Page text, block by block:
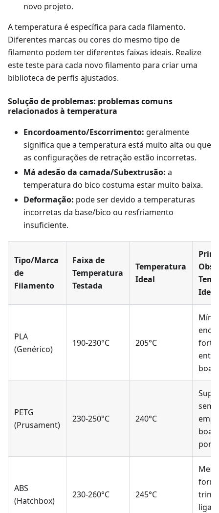
novo projeto.
A temperatura é específica para cada filamento.
Diferentes marcas ou cores do mesmo tipo de
filamento podem ter diferentes faixas ideais. Realize
este teste para cada novo filamento para criar uma
biblioteca de perfis ajustados.
Solução de problemas: problemas comuns
relacionados à temperatura
Encordoamento/Escorrimento: geralmente
significa que a temperatura está muito alta ou que
as configurações de retração estão incorretas.
Má adesão da camada/Subextrusão: a
temperatura do bico costuma estar muito baixa.
Deformação: pode ser devido a temperaturas
incorretas da base/bico ou resfriamento
insuficiente.
Tipo/Marca
de
Filamento
Faixa de
Temperatura
Testada
Temperatura
Ideal
Ideal
PLA
(Genérico)
190-230°C 205°C
forte
boas
PETG
(Prusament)
230-250°C 240°C
sem
boa
ABS
(Hatchbox)
230-260°C 245°C